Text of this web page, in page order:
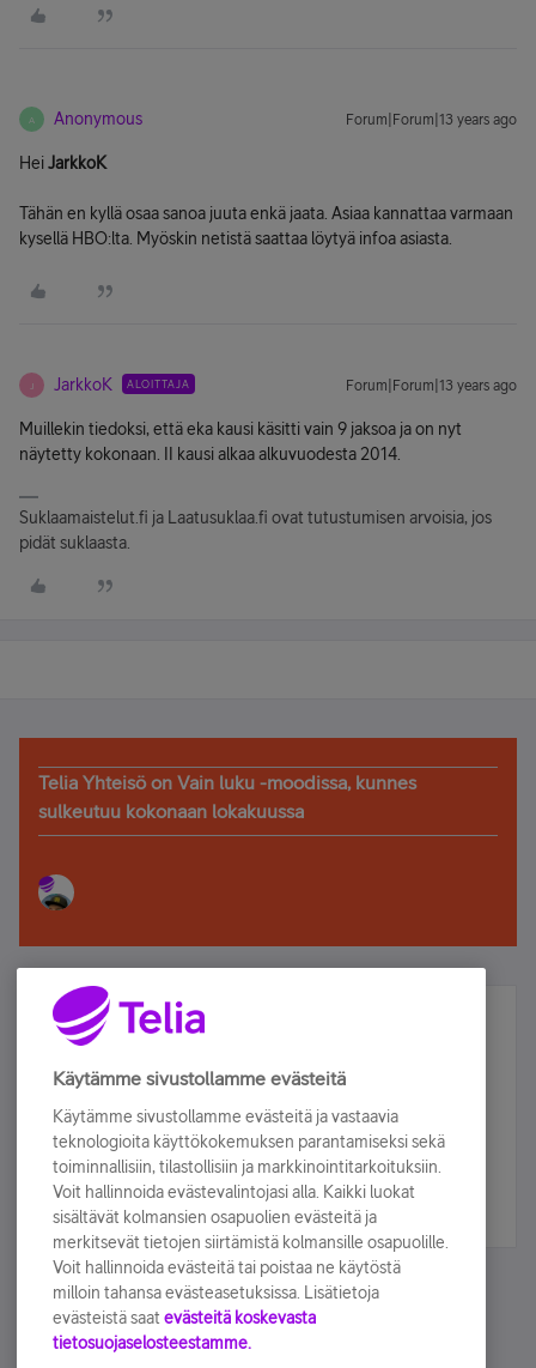
A Anonymous Forum|Forum|13 years ago
HeiJarkkoK
Tähän en kyllä osaa sanoa juuta enkä jaata. Asiaa kannattaa varmaan
kysellä HBO:lta. Myöskin netistä saattaa löytyä infoa asiasta.
J JarkkoK ALOITTAJA Forum|Forum|13 years ago
Muillekin tiedoksi, että eka kausi käsitti vain 9 jaksoa ja on nyt
näytetty kokonaan. II kausi alkaa alkuvuodesta 2014.
Suklaamaistelut.fi ja Laatusuklaa.fi ovat tutustumisen arvoisia, jos
pidät suklaasta.
Telia Yhteisö on Vain luku -moodissa, kunnes
sulkeutuu kokonaan lokakuussa
Älä jää paitsi – osallistu ja voita!
Tilaa Telian uutiskirje ja olet mukana arvonnassa.
sähköpostiisi.
Tilaa nyt
Käytämme sivustollamme evästeitä
Käytämme sivustollamme evästeitä ja vastaavia
teknologioita käyttökokemuksen parantamiseksi sekä
toiminnallisiin, tilastollisiin ja markkinointitarkoituksiin.
Voit hallinnoida evästevalintojasi alla. Kaikki luokat
sisältävät kolmansien osapuolien evästeitä ja
merkitsevät tietojen siirtämistä kolmansille osapuolille.
Voit hallinnoida evästeitä tai poistaa ne käytöstä
milloin tahansa evästeasetuksissa. Lisätietoja
evästeistä saat evästeitä koskevasta
tietosuojaselosteestamme.